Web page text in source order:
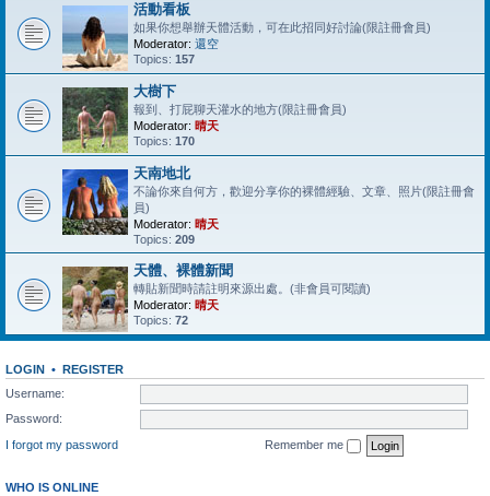
活動看板
如果你想舉辦天體活動，可在此招同好討論(限註冊會員)
Moderator: 還空
Topics: 157
大樹下
報到、打屁聊天灌水的地方(限註冊會員)
Moderator: 晴天
Topics: 170
天南地北
不論你來自何方，歡迎分享你的裸體經驗、文章、照片(限註冊會
員)
Moderator: 晴天
Topics: 209
天體、裸體新聞
轉貼新聞時請註明來源出處。(非會員可閱讀)
Moderator: 晴天
Topics: 72
LOGIN • REGISTER
Username:
Password:
I forgot my password
Remember me
WHO IS ONLINE